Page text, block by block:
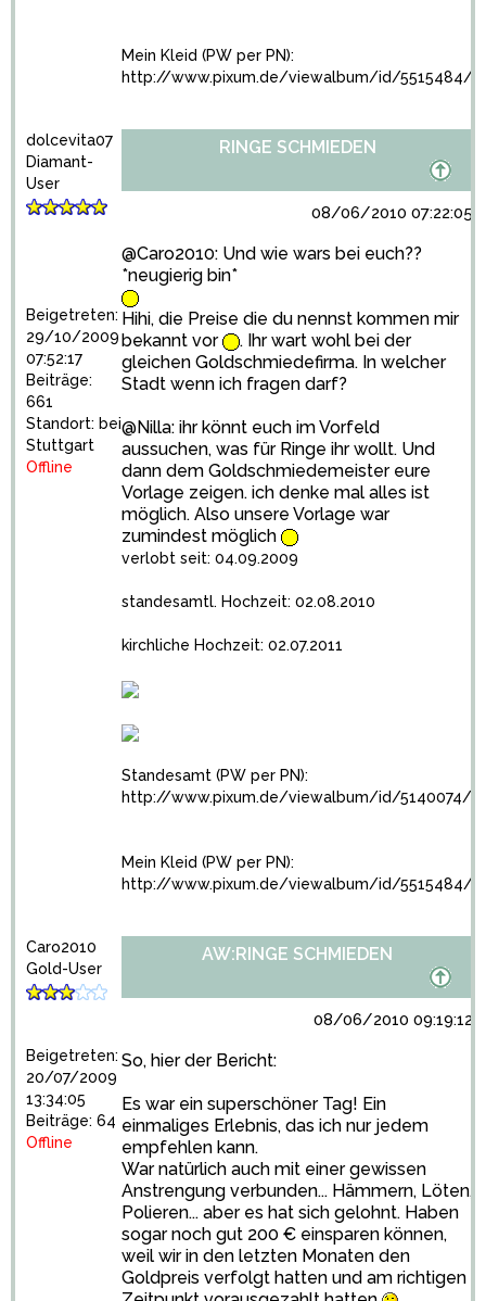
Mein Kleid (PW per PN):
http://www.pixum.de/viewalbum/id/5515484/
dolcevita07
Diamant-
User
Beigetreten:
29/10/2009
07:52:17
Beiträge:
661
Standort: bei
Stuttgart
Offline
RINGE SCHMIEDEN
08/06/2010 07:22:05
@Caro2010: Und wie wars bei euch??
*neugierig bin*
Hihi, die Preise die du nennst kommen mir
bekannt vor
. Ihr wart wohl bei der
gleichen Goldschmiedefirma. In welcher
Stadt wenn ich fragen darf?
@Nilla: ihr könnt euch im Vorfeld
aussuchen, was für Ringe ihr wollt. Und
dann dem Goldschmiedemeister eure
Vorlage zeigen. ich denke mal alles ist
möglich. Also unsere Vorlage war
zumindest möglich
verlobt seit: 04.09.2009
standesamtl. Hochzeit: 02.08.2010
kirchliche Hochzeit: 02.07.2011
Standesamt (PW per PN):
http://www.pixum.de/viewalbum/id/5140074/
Mein Kleid (PW per PN):
http://www.pixum.de/viewalbum/id/5515484/
Caro2010
Gold-User
Beigetreten:
20/07/2009
13:34:05
Beiträge: 64
Offline
AW:RINGE SCHMIEDEN
08/06/2010 09:19:12
So, hier der Bericht:
Es war ein superschöner Tag! Ein
einmaliges Erlebnis, das ich nur jedem
empfehlen kann.
War natürlich auch mit einer gewissen
Anstrengung verbunden... Hämmern, Löten,
Polieren... aber es hat sich gelohnt. Haben
sogar noch gut 200 € einsparen können,
weil wir in den letzten Monaten den
Goldpreis verfolgt hatten und am richtigen